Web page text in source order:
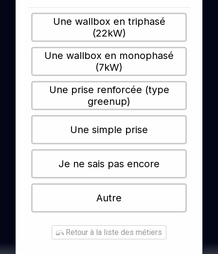
Une wallbox en triphasé
(22kW)
Une wallbox en monophasé
(7kW)
Une prise renforcée (type
greenup)
Une simple prise
Je ne sais pas encore
Autre
Retour à la liste des métiers